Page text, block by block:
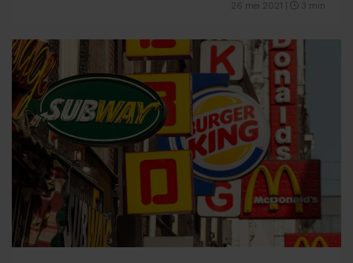
26 mei 2021 3 min